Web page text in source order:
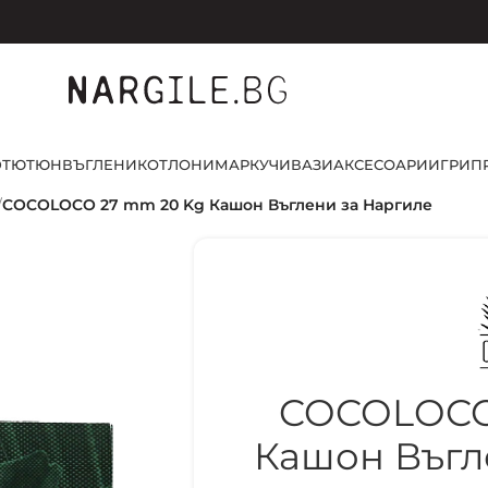
ТЮТЮНВЪГЛЕНИКОТЛОНИМАРКУЧИВАЗИАКСЕСОАРИИГРИ
COCOLOCO 27 mm 20 Kg Кашон Въглени за Наргиле
Кашон